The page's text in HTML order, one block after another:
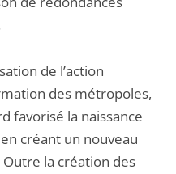
de l’action
des métropoles,
favorisé la naissance
créant un nouveau
la création des